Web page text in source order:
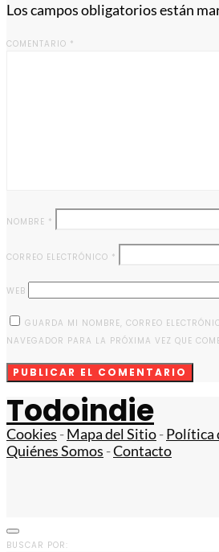
Los campos obligatorios están
COMENTARIO *
NOMBRE *
CORREO ELECTRÓNICO *
WEB
GUARDA MI NOMBRE, CORREO
NAVEGADOR PARA LA PRÓXIMA VEZ QUE
Todoindie
Cookies -Mapa del Sitio-Política
Quiénes Somos -Contacto
BUSCAR POR: